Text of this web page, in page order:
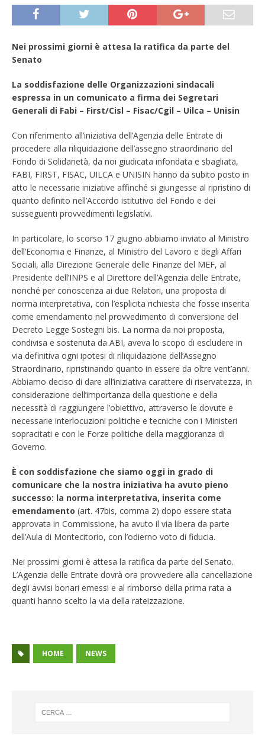
Nei prossimi giorni è attesa la ratifica da parte del
Senato
La soddisfazione delle Organizzazioni sindacali
espressa in un comunicato a firma dei Segretari
Generali di Fabi – First/Cisl – Fisac/Cgil – Uilca – Unisin
Con riferimento all’iniziativa dell’Agenzia delle Entrate di
procedere alla riliquidazione dell’assegno straordinario del
Fondo di Solidarietà, da noi giudicata infondata e sbagliata,
FABI, FIRST, FISAC, UILCA e UNISIN hanno da subito posto in
atto le necessarie iniziative affinché si giungesse al ripristino di
quanto definito nell’Accordo istitutivo del Fondo e dei
susseguenti provvedimenti legislativi.
In particolare, lo scorso 17 giugno abbiamo inviato al Ministro
dell’Economia e Finanze, al Ministro del Lavoro e degli Affari
Sociali, alla Direzione Generale delle Finanze del MEF, al
Presidente dell’INPS e al Direttore dell’Agenzia delle Entrate,
nonché per conoscenza ai due Relatori, una proposta di
norma interpretativa, con l’esplicita richiesta che fosse inserita
come emendamento nel provvedimento di conversione del
Decreto Legge Sostegni bis. La norma da noi proposta,
condivisa e sostenuta da ABI, aveva lo scopo di escludere in
via definitiva ogni ipotesi di riliquidazione dell’Assegno
Straordinario, ripristinando quanto in essere da oltre vent’anni.
Abbiamo deciso di dare all’iniziativa carattere di riservatezza, in
considerazione dell’importanza della questione e della
necessità di raggiungere l’obiettivo, attraverso le dovute e
necessarie interlocuzioni politiche e tecniche con i Ministeri
sopracitati e con le Forze politiche della maggioranza di
Governo.
È con soddisfazione che siamo oggi in grado di
comunicare che la nostra iniziativa ha avuto pieno
successo: la norma interpretativa, inserita come
emendamento (art. 47bis, comma 2) dopo essere stata
approvata in Commissione, ha avuto il via libera da parte
dell’Aula di Montecitorio, con l’odierno voto di fiducia.
Nei prossimi giorni è attesa la ratifica da parte del Senato.
L’Agenzia delle Entrate dovrà ora provvedere alla cancellazione
degli avvisi bonari emessi e al rimborso della prima rata a
quanti hanno scelto la via della rateizzazione.
HOME NEWS